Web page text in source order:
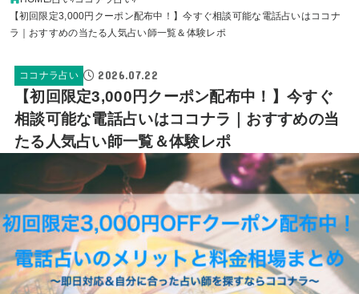
【初回限定3,000円クーポン配布中！】今すぐ相談可能な電話占いはココナ
ラ｜おすすめの当たる人気占い師一覧＆体験レポ
ココナラ占い 2026.07.22
【初回限定3,000円クーポン配布中！】今すぐ
相談可能な電話占いはココナラ｜おすすめの当
たる人気占い師一覧＆体験レポ